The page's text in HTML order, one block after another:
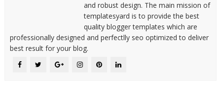
and robust design. The main mission of
templatesyard is to provide the best
quality blogger templates which are
professionally designed and perfectlly seo optimized to deliver
best result for your blog.